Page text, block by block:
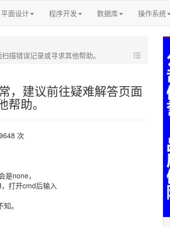
平面设计 程序开发 数据库 操作系统
描错误记录或寻求其他帮助。
，建议前往疑难解答页面
助。
次
none，
打开cmd后输入
。